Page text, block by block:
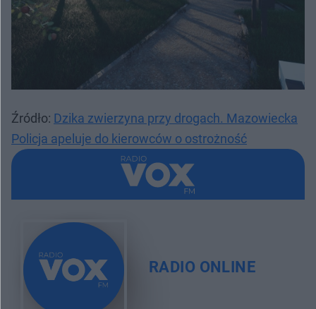
Źródło: Dzika zwierzyna przy drogach. Mazowiecka
Policja apeluje do kierowców o ostrożność
RADIO ONLINE